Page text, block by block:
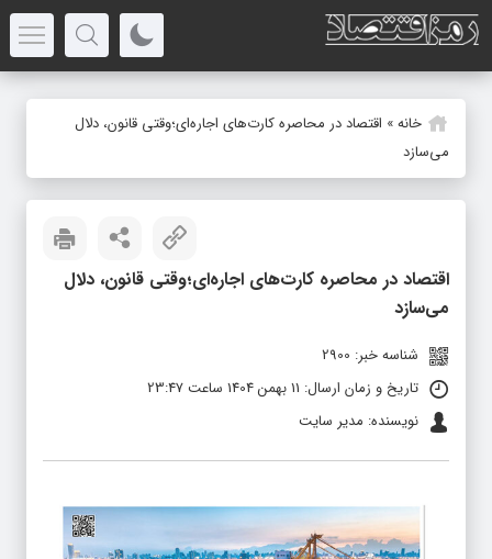
خانه» اقتصاد در محاصره کارت‌های اجاره‌ای؛وقتی قانون، دلال
می‌سازد
اقتصاد در محاصره کارت‌های اجاره‌ای؛وقتی قانون، دلال
می‌سازد
شناسه خبر: 2900
تاریخ و زمان ارسال: 11 بهمن 1404 ساعت 23:47
نویسنده: مدیر سایت